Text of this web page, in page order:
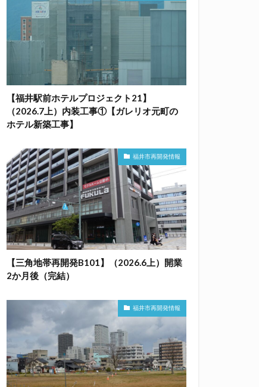
【福井駅前ホテルプロジェクト21】
（2026.7上）内装工事①【ガレリオ元町の
ホテル新築工事】
福井市再開発情報
【三角地帯再開発B101】（2026.6上）開業
2か月後（完結）
福井市再開発情報